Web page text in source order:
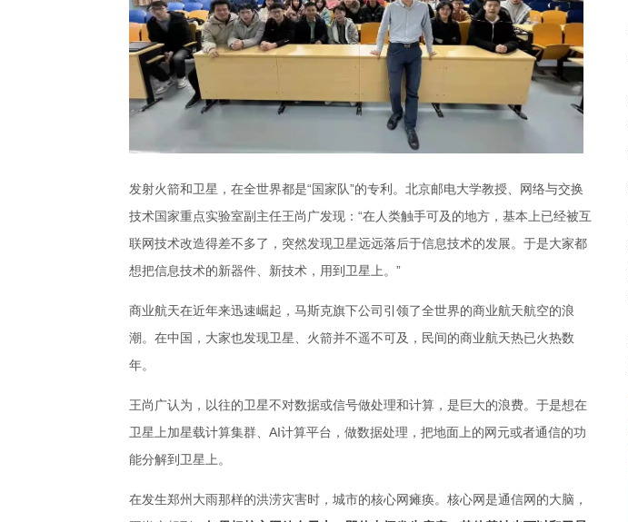
发射火箭和卫星，在全世界都是“国家队”的专利。北京邮电大学教授、网络与交换
技术国家重点实验室副主任王尚广发现：“在人类触手可及的地方，基本上已经被互
联网技术改造得差不多了，突然发现卫星远远落后于信息技术的发展。于是大家都
想把信息技术的新器件、新技术，用到卫星上。”
商业航天在近年来迅速崛起，马斯克旗下公司引领了全世界的商业航天航空的浪
潮。在中国，大家也发现卫星、火箭并不遥不可及，民间的商业航天热已火热数
年。
王尚广认为，以往的卫星不对数据或信号做处理和计算，是巨大的浪费。于是想在
卫星上加星载计算集群、AI计算平台，做数据处理，把地面上的网元或者通信的功
能分解到卫星上。
在发生郑州大雨那样的洪涝灾害时，城市的核心网瘫痪。核心网是通信网的大脑，